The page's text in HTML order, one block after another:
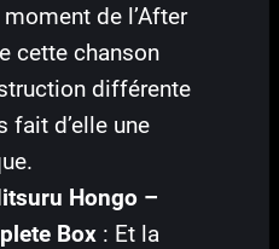
moment de l’After
cette chanson
différente
fait d’elle une
Hongo –
Box: Et la